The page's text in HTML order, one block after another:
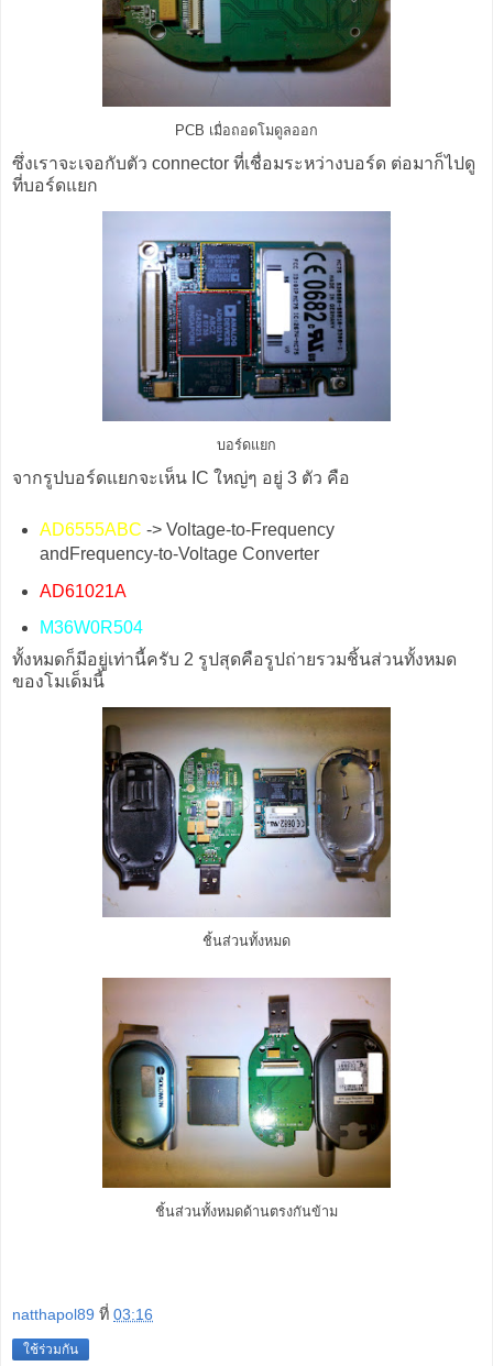
PCB เมื่อถอดโมดูลออก
ซึ่งเราจะเจอกับตัว connector ที่เชื่อมระหว่างบอร์ด ต่อมาก็ไปดู
ที่บอร์ดแยก
บอร์ดแยก
จากรูปบอร์ดแยกจะเห็น IC ใหญ่ๆ อยู่ 3 ตัว คือ
AD6555ABC -> Voltage-to-Frequency
andFrequency-to-Voltage Converter
AD61021A
M36W0R504
ทั้งหมดก็มีอยู่เท่านี้ครับ 2 รูปสุดคือรูปถ่ายรวมชิ้นส่วนทั้งหมด
ของโมเด็มนี้
ชิ้นส่วนทั้งหมด
ชิ้นส่วนทั้งหมดด้านตรงกันข้าม
natthapol89 ที่ 03:16
ใช้ร่วมกัน